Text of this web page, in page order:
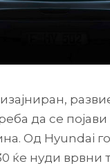
да се
Од Hyundai
ќе нуди врвни